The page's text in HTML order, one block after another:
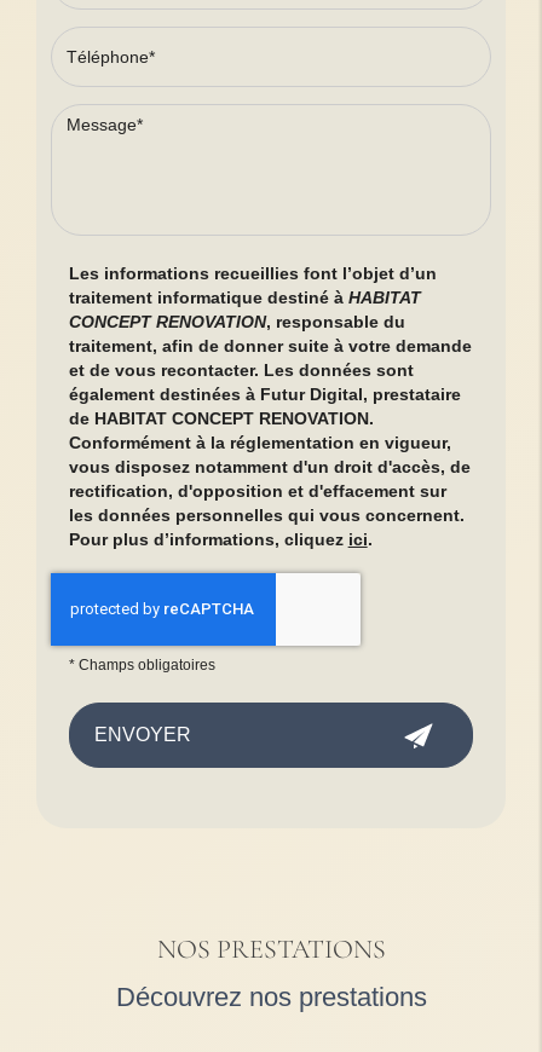
Les informations recueillies font l’objet d’un
traitement informatique destiné àHABITAT
CONCEPT RENOVATION, responsable du
traitement, afin de donner suite à votre demande
et de vous recontacter. Les données sont
également destinées à Futur Digital, prestataire
de HABITAT CONCEPT RENOVATION.
Conformément à la réglementation en vigueur,
vous disposez notamment d'un droit d'accès, de
rectification, d'opposition et d'effacement sur
les données personnelles qui vous concernent.
Pour plus d’informations, cliquez ici.
* Champs obligatoires
NOS PRESTATIONS
Découvrez nos prestations